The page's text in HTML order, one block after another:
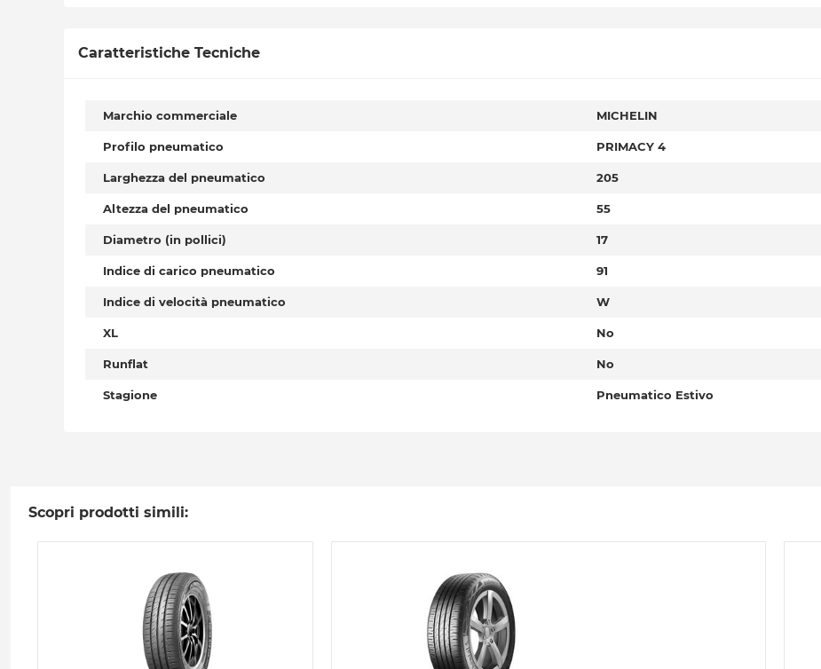
Caratteristiche Tecniche
Marchio commerciale MICHELIN
Profilo pneumatico PRIMACY 4
Larghezza del pneumatico 205
Altezza del pneumatico 55
Diametro (in pollici) 17
Indice di carico pneumatico 91
Indice di velocità pneumatico W
XL No
Runflat No
Stagione Pneumatico Estivo
Scopri prodotti simili: